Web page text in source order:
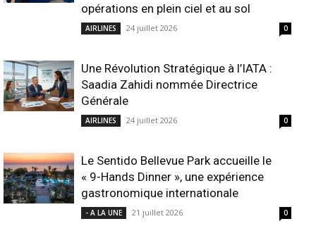
opérations en plein ciel et au sol
AIRLINES 24 juillet 2026 0
Une Révolution Stratégique à l’IATA :
Saadia Zahidi nommée Directrice
Générale
AIRLINES 24 juillet 2026 0
Le Sentido Bellevue Park accueille le
« 9-Hands Dinner », une expérience
gastronomique internationale
- A LA UNE 21 juillet 2026 0